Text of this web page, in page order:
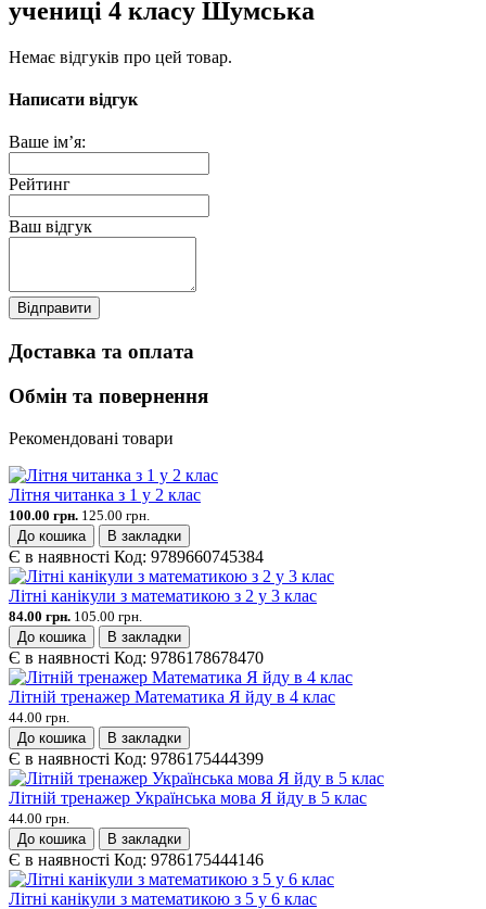
учениці 4 класу Шумська
Немає відгуків про цей товар.
Написати відгук
Ваше ім’я:
Рейтинг
Ваш відгук
Відправити
Доставка та оплата
Обмін та повернення
Рекомендовані товари
Літня читанка з 1 у 2 клас
100.00 грн. 125.00 грн.
До кошика
В закладки
Є в наявності Код: 9789660745384
Літні канікули з математикою з 2 у 3 клас
84.00 грн. 105.00 грн.
До кошика
В закладки
Є в наявності Код: 9786178678470
Літній тренажер Математика Я йду в 4 клас
44.00 грн.
До кошика
В закладки
Є в наявності Код: 9786175444399
Літній тренажер Українська мова Я йду в 5 клас
44.00 грн.
До кошика
В закладки
Є в наявності Код: 9786175444146
Літні канікули з математикою з 5 у 6 клас